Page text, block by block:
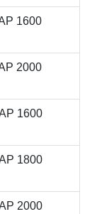
1600
2000
1600
1800
2000